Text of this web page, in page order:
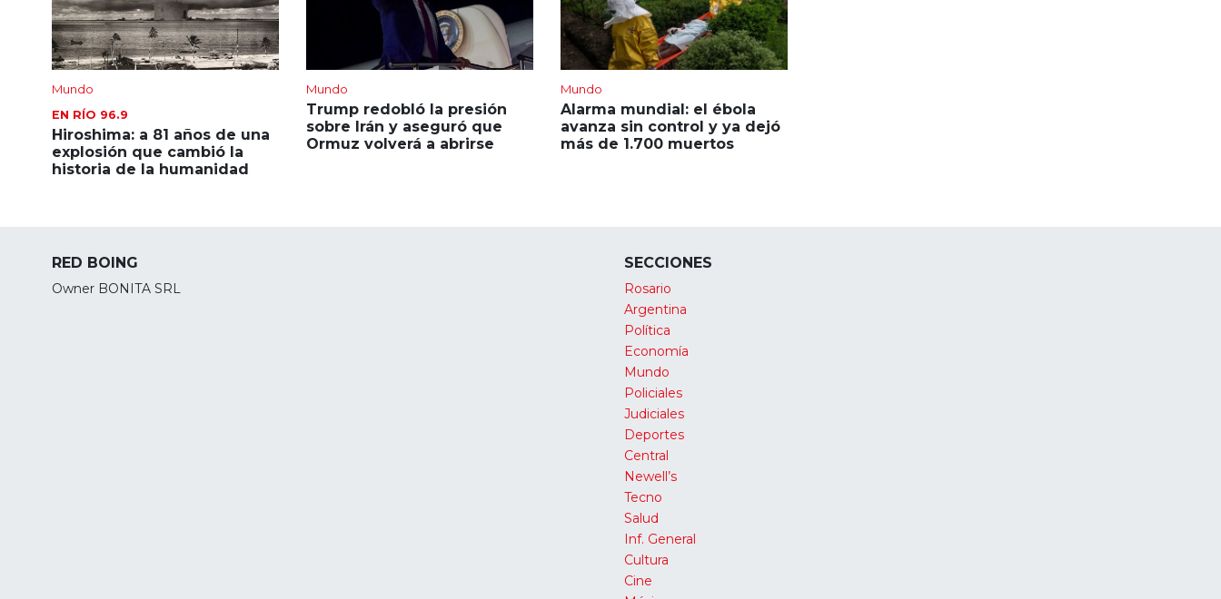
Mundo
EN RÍO 96.9
Hiroshima: a 81 años de una
explosión que cambió la
historia de la humanidad
Mundo
Trump redobló la presión
sobre Irán y aseguró que
Ormuz volverá a abrirse
Mundo
Alarma mundial: el ébola
avanza sin control y ya dejó
más de 1.700 muertos
RED BOING
Owner BONITA SRL
SECCIONES
Rosario
Argentina
Política
Economía
Mundo
Policiales
Judiciales
Deportes
Central
Newell’s
Tecno
Salud
Inf. General
Cultura
Cine